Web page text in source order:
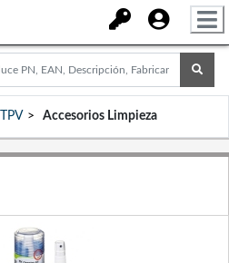
Accesorios Limpieza